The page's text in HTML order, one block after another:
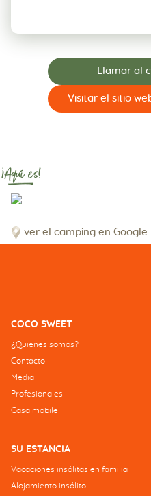
Llamar al
Visitar el sitio
¡Aquí es!
ver el camping en Google
COCO SWEET
¿Quienes somos?
Contacto
Media
Profesionales
Casa mobile
SU ESTANCIA
Vacaciones insólitas en familia
Alojamiento insólito